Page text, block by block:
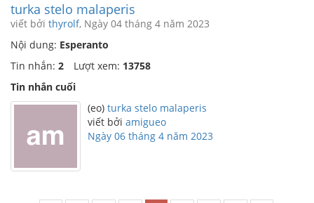
turka stelo malaperis
viết bởi thyrolf, Ngày 04 tháng 4 năm 2023
Nội dung: Esperanto
Tin nhắn: 2 Lượt xem: 13758
Tin nhắn cuối
(eo) turka stelo malaperis
viết bởi amigueo
Ngày 06 tháng 4 năm 2023